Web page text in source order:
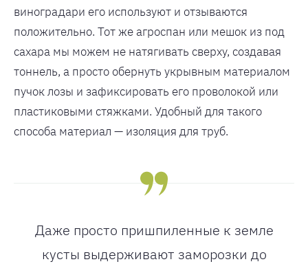
виноградари его используют и отзываются
положительно. Тот же агроспан или мешок из под
сахара мы можем не натягивать сверху, создавая
тоннель, а просто обернуть укрывным материалом
пучок лозы и зафиксировать его проволокой или
пластиковыми стяжками. Удобный для такого
способа материал — изоляция для труб.
Даже просто пришпиленные к земле
кусты выдерживают заморозки до